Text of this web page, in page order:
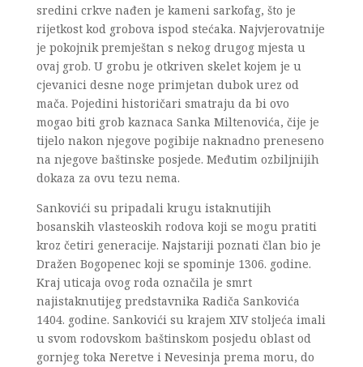
sredini crkve nađen je kameni sarkofag, što je
rijetkost kod grobova ispod stećaka. Najvjerovatnije
je pokojnik premještan s nekog drugog mjesta u
ovaj grob. U grobu je otkriven skelet kojem je u
cjevanici desne noge primjetan dubok urez od
mača. Pojedini historičari smatraju da bi ovo
mogao biti grob kaznaca Sanka Miltenovića, čije je
tijelo nakon njegove pogibije naknadno preneseno
na njegove baštinske posjede. Međutim ozbiljnijih
dokaza za ovu tezu nema.
Sankovići su pripadali krugu istaknutijih
bosanskih vlasteoskih rodova koji se mogu pratiti
kroz četiri generacije. Najstariji poznati član bio je
Dražen Bogopenec koji se spominje 1306. godine.
Kraj uticaja ovog roda označila je smrt
najistaknutijeg predstavnika Radiča Sankovića
1404. godine. Sankovići su krajem XIV stoljeća imali
u svom rodovskom baštinskom posjedu oblast od
gornjeg toka Neretve i Nevesinja prema moru, do